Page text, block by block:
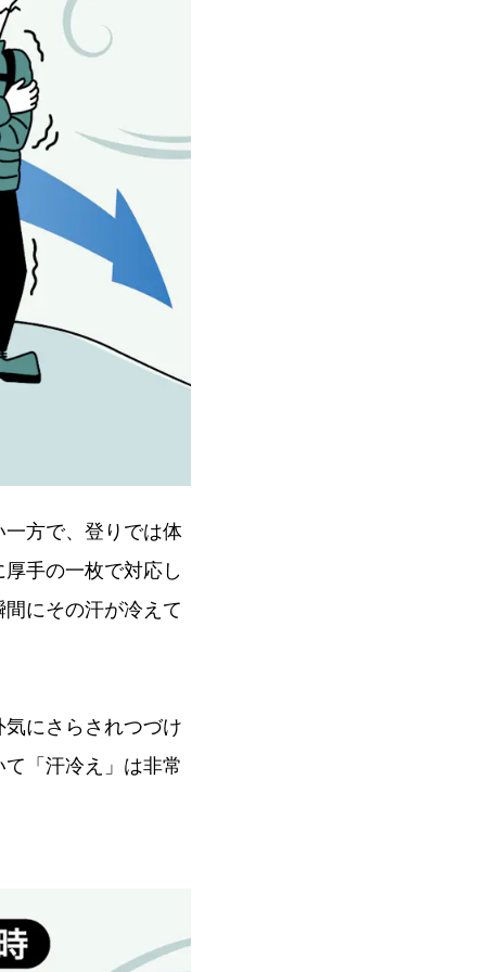
方で、登りでは体
手の一枚で対応し
にその汗が冷えて
にさらされつづけ
「汗冷え」は非常